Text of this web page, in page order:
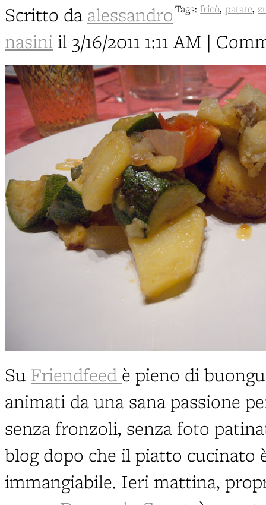
Tags:fricò,patate,
Scritto da alessandro
nasini il 3/16/2011 1:11 AM |
Su Friendfeed è pieno di
animati da una sana passione
senza fronzoli, senza foto
blog dopo che il piatto cucinato
immangiabile. Ieri mattina,